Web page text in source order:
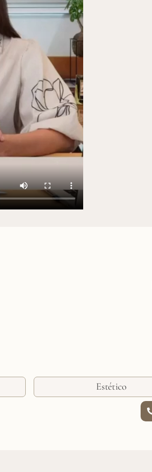
Estético